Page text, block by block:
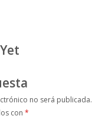
no será publicada.
con*